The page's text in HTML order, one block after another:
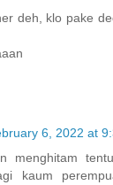
deh, klo pake
6, 2022 at
menghitam
kaum